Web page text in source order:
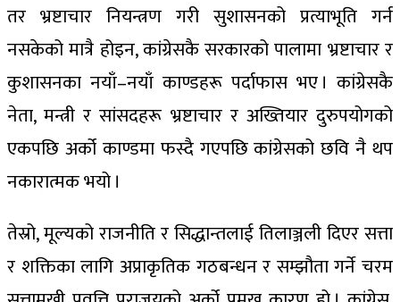
तर भ्रष्टाचार नियन्त्रण गरी सुशासनको प्रत्याभूति गर्न
नसकेको मात्रै होइन, कांग्रेसकै सरकारको पालामा भ्रष्टाचार र
कुशासनका नयाँ–नयाँ काण्डहरू पर्दाफास भए । कांग्रेसकै
नेता, मन्त्री र सांसदहरू भ्रष्टाचार र अख्तियार दुरुपयोगको
एकपछि अर्को काण्डमा फस्दै गएपछि कांग्रेसको छवि नै थप
नकारात्मक भयो ।
तेस्रो, मूल्यको राजनीति र सिद्धान्तलाई तिलाञ्जली दिएर सत्ता
र शक्तिका लागि अप्राकृतिक गठबन्धन र सम्झौता गर्ने चरम